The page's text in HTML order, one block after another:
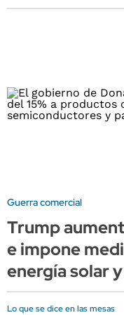
Guerra comercial
Trump
e impone
energía solar
Lo que se dice en las mesas